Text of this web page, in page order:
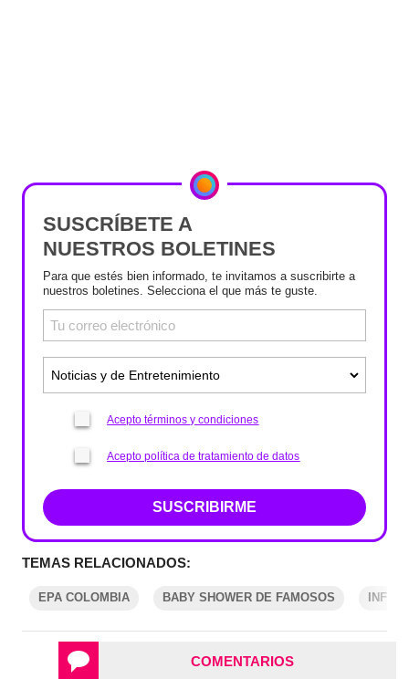
SUSCRÍBETE A
NUESTROS BOLETINES
Para que estés bien informado, te invitamos a suscribirte a
nuestros boletines. Selecciona el que más te guste.
Acepto términos y condiciones
Acepto política de tratamiento de datos
SUSCRIBIRME
TEMAS RELACIONADOS:
EPA COLOMBIA BABY SHOWER DE FAMOSOS
COMENTARIOS